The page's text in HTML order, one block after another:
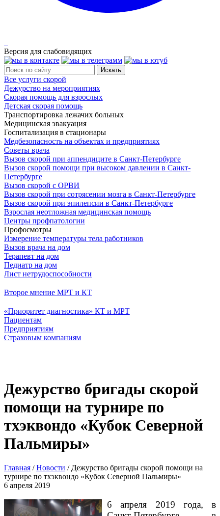
Версия для слабовидящих
Все услуги скорой
Дежурство на мероприятиях
Скорая помощь для взрослых
Детская скорая помощь
Транспортировка лежачих больных
Медицинская эвакуация
Госпитализация в стационары
Медбезопасность на объектах и предприятиях
Советы врача
Вызов скорой при аппендиците в Санкт-Петербурге
Вызов скорой помощи при высоком давлении в Санкт-
Петербурге
Вызов скорой с ОРВИ
Вызов скорой при сотрясении мозга в Санкт-Петербурге
Вызов скорой при эпилепсии в Санкт-Петербурге
Взрослая неотложная медицинская помощь
Центры профпатологии
Профосмотры
Измерение температуры тела работников
Вызов врача на дом
Терапевт на дом
Педиатр на дом
Лист нетрудоспособности
Второе мнение МРТ и КТ
«Приоритет диагностика» КТ и МРТ
Пациентам
Предприятиям
Страховым компаниям
Дежурство бригады скорой
помощи на турнире по
тхэквондо «Кубок Северной
Пальмиры»
Главная /Новости / Дежурство бригады скорой помощи на
турнире по тхэквондо «Кубок Северной Пальмиры»
6 апреля 2019
6 апреля 2019 года, в